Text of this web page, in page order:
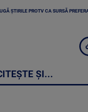
ȘTIRILE PROTV CA SURSĂ
ȘI...